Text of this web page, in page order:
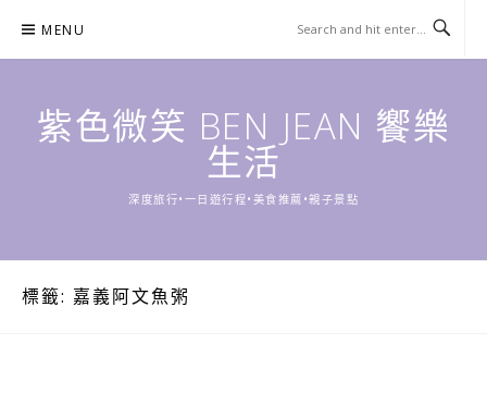
content
MENU
紫色微笑 BEN JEAN 饗樂
生活
深度旅行•一日遊行程•美食推薦•親子景點
標籤: 嘉義阿文魚粥